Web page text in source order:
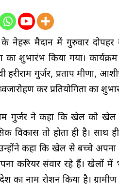
नेहरू मैदान में गुरुवार दोपहर
का शुभारंभ किया गया।
हरीराम गुर्जर, प्रताप मीणा,
कर प्रतियोगिता का
गुर्जर ने कहा कि खेल को
विकास तो होता ही है। साथ
उन्होंने कहा कि खेल से बच्चे
करियर संवार रहे हैं। खेलों में
का नाम रोशन किया है।